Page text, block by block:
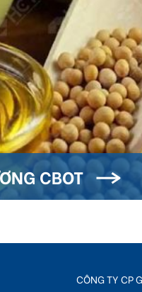
CBOT
CÔNG TY CP